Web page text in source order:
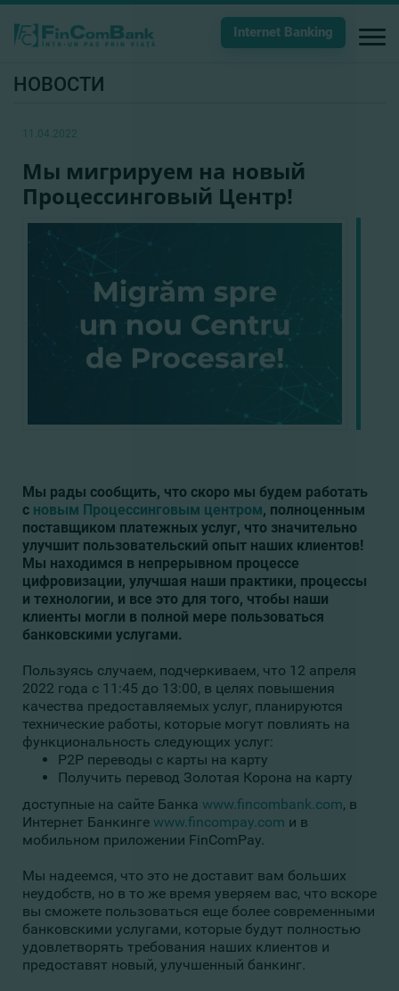
Internet Banking
НОВОСТИ
11.04.2022
Мы мигрируем на новый
Процессинговый Центр!
Мы рады сообщить, что скоро мы будем работать
с новым Процессинговым центром, полноценным
поставщиком платежных услуг, что значительно
улучшит пользовательский опыт наших клиентов!
Мы находимся в непрерывном процессе
цифровизации, улучшая наши практики, процессы
и технологии, и все это для того, чтобы наши
клиенты могли в полной мере пользоваться
банковскими услугами.
Пользуясь случаем, подчеркиваем, что 12 апреля
2022 года с 11:45 до 13:00, в целях повышения
качества предоставляемых услуг, планируются
технические работы, которые могут повлиять на
функциональность следующих услуг:
P2P переводы с карты на карту
Получить перевод Золотая Корона на карту
доступные на сайте Банка www.fincombank.com, в
Интернет Банкинге www.fincompay.com и в
мобильном приложении FinComPay.
Мы надеемся, что это не доставит вам больших
неудобств, но в то же время уверяем вас, что вскоре
вы сможете пользоваться еще более современными
банковскими услугами, которые будут полностью
удовлетворять требования наших клиентов и
предоставят новый, улучшенный банкинг.